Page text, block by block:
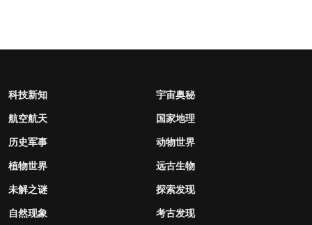
科技新知
宇宙奥秘
航空航天
国家地理
历史军事
动物世界
植物世界
远古生物
未解之谜
探索发现
自然现象
考古发现